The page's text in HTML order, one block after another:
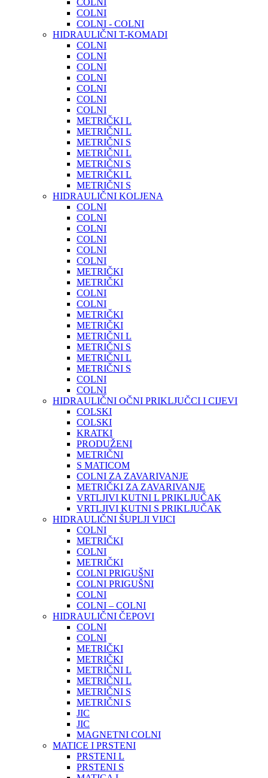
COLNI
COLNI
COLNI - COLNI
HIDRAULIČNI T-KOMADI
COLNI
COLNI
COLNI
COLNI
COLNI
COLNI
COLNI
METRIČKI L
METRIČNI L
METRIČNI S
METRIČNI L
METRIČNI S
METRIČKI L
METRIČNI S
HIDRAULIČNI KOLJENA
COLNI
COLNI
COLNI
COLNI
COLNI
COLNI
METRIČKI
METRIČKI
COLNI
COLNI
METRIČKI
METRIČKI
METRIČNI L
METRIČNI S
METRIČNI L
METRIČNI S
COLNI
COLNI
HIDRAULIČNI OČNI PRIKLJUČCI I CIJEVI
COLSKI
COLSKI
KRATKI
PRODUŽENI
METRIČNI
S MATICOM
COLNI ZA ZAVARIVANJE
METRIČKI ZA ZAVARIVANJE
VRTLJIVI KUTNI L PRIKLJUČAK
VRTLJIVI KUTNI S PRIKLJUČAK
HIDRAULIČNI ŠUPLJI VIJCI
COLNI
METRIČKI
COLNI
METRIČKI
COLNI PRIGUŠNI
COLNI PRIGUŠNI
COLNI
COLNI – COLNI
HIDRAULIČNI ČEPOVI
COLNI
COLNI
METRIČKI
METRIČKI
METRIČNI L
METRIČNI L
METRIČNI S
METRIČNI S
JIC
JIC
MAGNETNI COLNI
MATICE I PRSTENI
PRSTENI L
PRSTENI S